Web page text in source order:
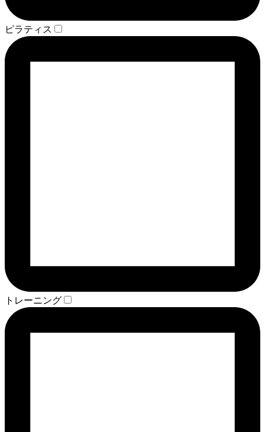
ピラティス
トレーニング